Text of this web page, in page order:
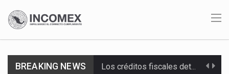
BREAKING NEWS Los créditos fiscales determinados a empresas IMMEX rara vez nacen de una interpretación equivocada de…